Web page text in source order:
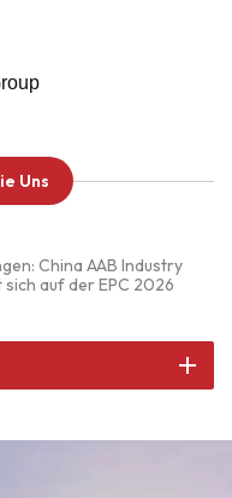
Uns
China AAB Industry
auf der EPC 2026